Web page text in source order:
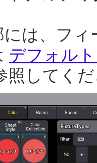
は、フ
デフォル
照してく